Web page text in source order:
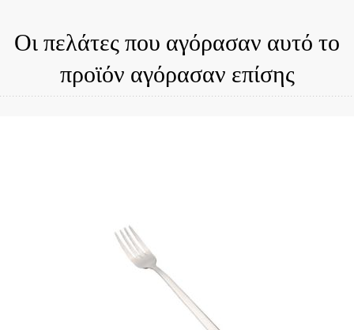
Οι πελάτες που αγόρασαν αυτό το
προϊόν αγόρασαν επίσης